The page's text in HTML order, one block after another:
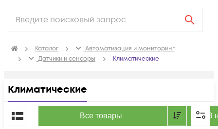
Каталог
Автоматизация и мониторинг
Датчики и сенсоры
Климатические
Климатические
Все товары В
По популярности